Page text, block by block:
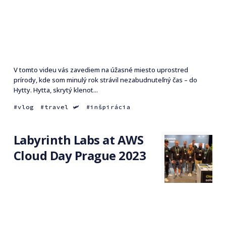
V tomto videu vás zavediem na úžasné miesto uprostred
prírody, kde som minulý rok strávil nezabudnuteľný čas – do
Hytty. Hytta, skrytý klenot...
vlog travel 🛩 inšpirácia
Labyrinth Labs at AWS
Cloud Day Prague 2023